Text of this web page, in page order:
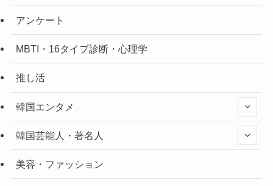
アンケート
MBTI・16タイプ診断・心理学
推し活
韓国エンタメ
韓国芸能人・著名人
美容・ファッション